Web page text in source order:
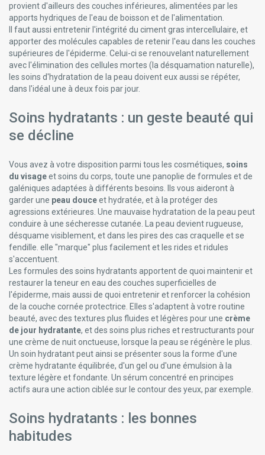
provient d'ailleurs des couches inférieures, alimentées par les
apports hydriques de l'eau de boisson et de l'alimentation.
Il faut aussi entretenir l'intégrité du ciment gras intercellulaire, et
apporter des molécules capables de retenir l'eau dans les couches
supérieures de l'épiderme. Celui-ci se renouvelant naturellement
avec l'élimination des cellules mortes (la désquamation naturelle),
les soins d'hydratation de la peau doivent eux aussi se répéter,
dans l'idéal une à deux fois par jour.
Soins hydratants : un geste beauté qui
se décline
Vous avez à votre disposition parmi tous les cosmétiques, soins
du visageet soins du corps, toute une panoplie de formules et de
galéniques adaptées à différents besoins. Ils vous aideront à
garder une peau douceet hydratée, et à la protéger des
agressions extérieures. Une mauvaise hydratation de la peau peut
conduire à une sécheresse cutanée. La peau devient rugueuse,
désquame visiblement, et dans les pires des cas craquelle et se
fendille. elle "marque" plus facilement et les rides et ridules
s'accentuent.
Les formules des soins hydratants apportent de quoi maintenir et
restaurer la teneur en eau des couches superficielles de
l'épiderme, mais aussi de quoi entretenir et renforcer la cohésion
de la couche cornée protectrice. Elles s'adaptent à votre routine
beauté, avec des textures plus fluides et légères pour une crème
de jour hydratante, et des soins plus riches et restructurants pour
une crème de nuit onctueuse, lorsque la peau se régénère le plus.
Un soin hydratant peut ainsi se présenter sous la forme d'une
crème hydratante équilibrée, d'un gel ou d'une émulsion à la
texture légère et fondante. Un sérum concentré en principes
actifs aura une action ciblée sur le contour des yeux, par exemple.
Soins hydratants : les bonnes
habitudes